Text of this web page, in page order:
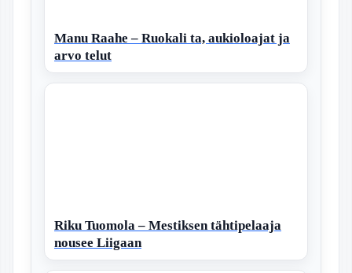
Manu Raahe – Ruokali ta, aukioloajat ja
arvo telut
Riku Tuomola – Mestiksen tähtipelaaja
nousee Liigaan